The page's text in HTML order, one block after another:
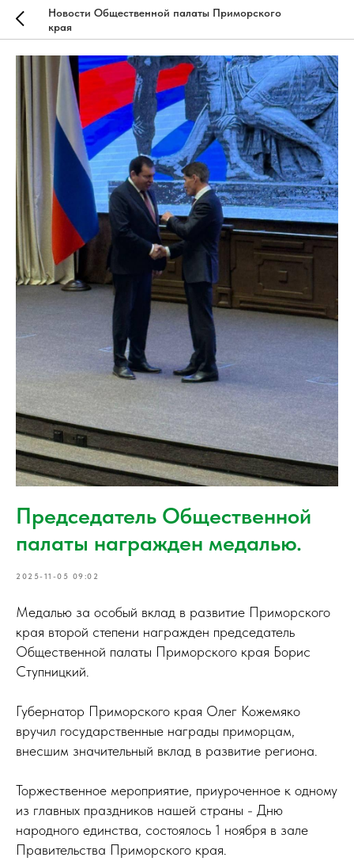
Новости Общественной палаты Приморского
края
Председатель Общественной
палаты награжден медалью.
2025-11-05 09:02
Медалью за особый вклад в развитие Приморского
края второй степени награжден председатель
Общественной палаты Приморского края Борис
Ступницкий.
Губернатор Приморского края Олег Кожемяко
вручил государственные награды приморцам,
внесшим значительный вклад в развитие региона.
Торжественное мероприятие, приуроченное к одному
из главных праздников нашей страны - Дню
народного единства, состоялось 1 ноября в зале
Правительства Приморского края.